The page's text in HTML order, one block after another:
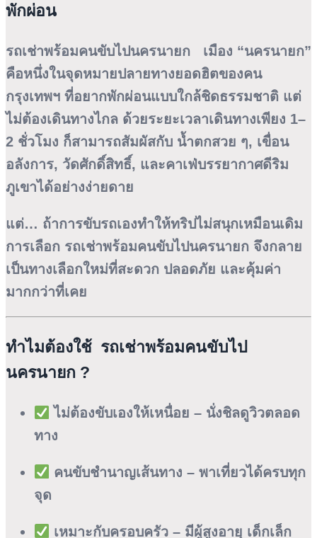
พักผ่อน
รถเช่าพร้อมคนขับไปนครนายก เมือง “นครนายก”
คือหนึ่งในจุดหมายปลายทางยอดฮิตของคน
กรุงเทพฯ ที่อยากพักผ่อนแบบใกล้ชิดธรรมชาติ แต่
ไม่ต้องเดินทางไกล ด้วยระยะเวลาเดินทางเพียง 1–
2 ชั่วโมง ก็สามารถสัมผัสกับ น้ำตกสวย ๆ, เขื่อน
อลังการ, วัดศักดิ์สิทธิ์, และคาเฟ่บรรยากาศดีริม
ภูเขาได้อย่างง่ายดาย
แต่… ถ้าการขับรถเองทำให้ทริปไม่สนุกเหมือนเดิม
การเลือก รถเช่าพร้อมคนขับไปนครนายก จึงกลาย
เป็นทางเลือกใหม่ที่สะดวก ปลอดภัย และคุ้มค่า
มากกว่าที่เคย
ทำไมต้องใช้ รถเช่าพร้อมคนขับไป
นครนายก ?
ไม่ต้องขับเองให้เหนื่อย – นั่งชิลดูวิวตลอด
ทาง
คนขับชำนาญเส้นทาง – พาเที่ยวได้ครบทุก
จุด
เหมาะกับครอบครัว – มีผู้สูงอายุ เด็กเล็ก